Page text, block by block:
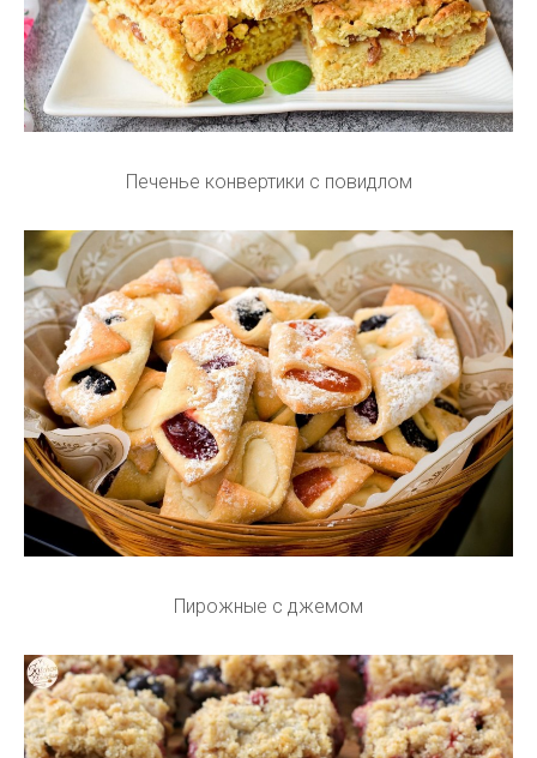
Печенье конвертики с повидлом
Пирожные с джемом